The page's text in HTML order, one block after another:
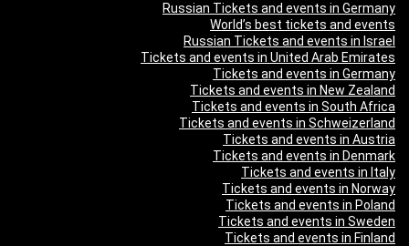
Russian Tickets and events in Germany
World’s best tickets and events
Russian Tickets and events in Israel
Tickets and events in United Arab Emirates
Tickets and events in Germany
Tickets and events in New Zealand
Tickets and events in South Africa
Tickets and events in Schweizerland
Tickets and events in Austria
Tickets and events in Denmark
Tickets and events in Italy
Tickets and events in Norway
Tickets and events in Poland
Tickets and events in Sweden
Tickets and events in Finland